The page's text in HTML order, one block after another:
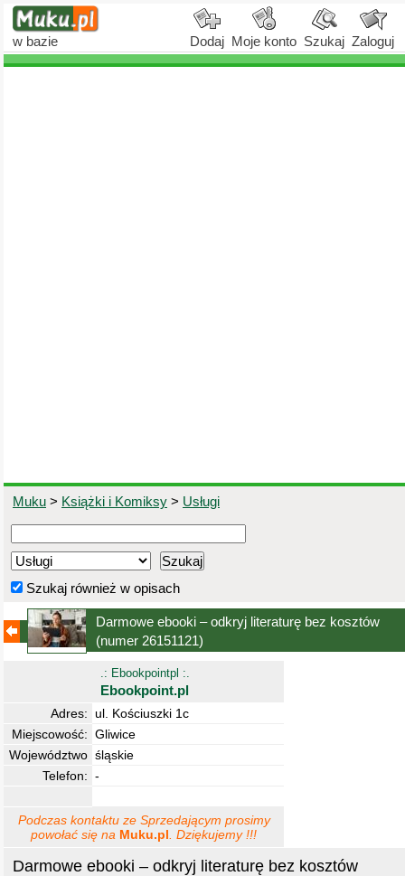
w bazie Dodaj Moje konto Szukaj Zaloguj
Muku > Książki i Komiksy > Usługi
Szukaj również w opisach
Darmowe ebooki – odkryj literaturę bez kosztów
(numer 26151121)
Darmowe ebooki – odkryj literaturę bez kosztów
.: Ebookpointpl :.
Ebookpoint.pl
Adres: ul. Kościuszki 1c
Miejscowość: Gliwice
Województwo śląskie
Telefon: -
Podczas kontaktu ze Sprzedającym prosimy
powołać się na Muku.pl . Dziękujemy !!!